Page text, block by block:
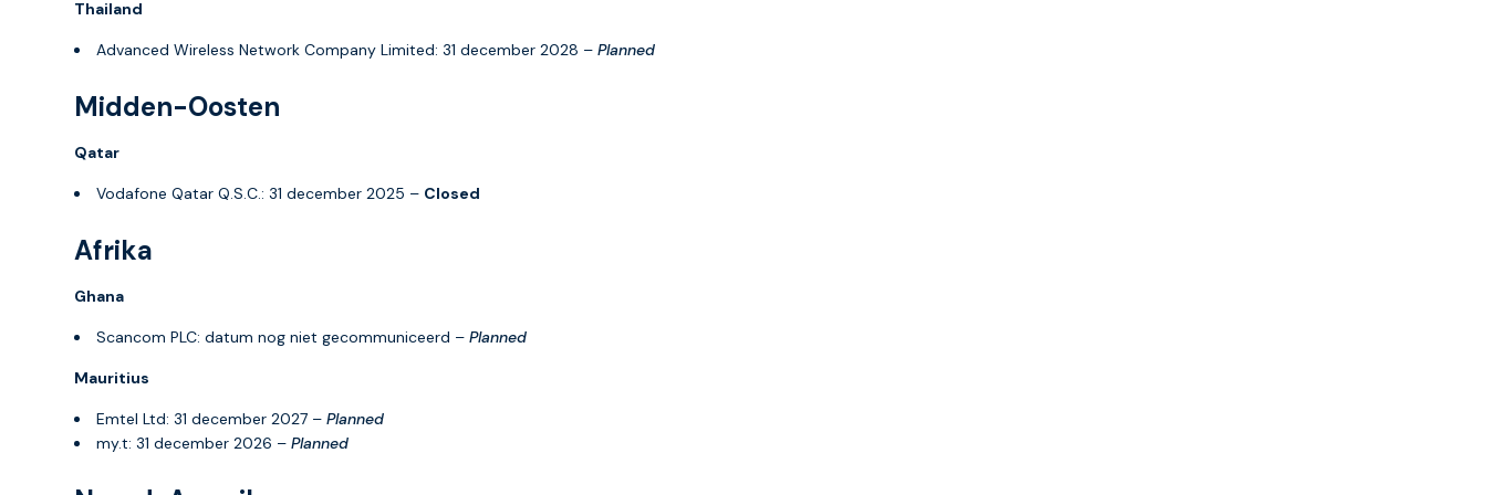
Thailand
Advanced Wireless Network Company Limited: 31 december 2028 – Planned
Midden-Oosten
Qatar
Vodafone Qatar Q.S.C.: 31 december 2025 – Closed
Afrika
Ghana
Scancom PLC: datum nog niet gecommuniceerd – Planned
Mauritius
Emtel Ltd: 31 december 2027 – Planned
my.t: 31 december 2026 – Planned